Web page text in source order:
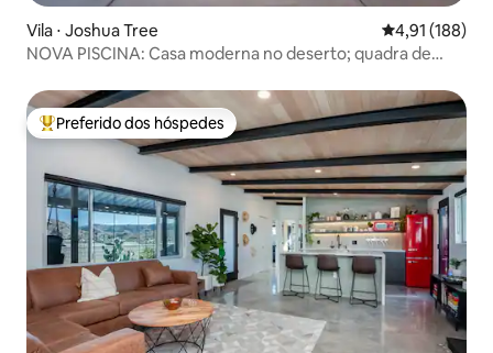
Vila ⋅ Joshua Tree 4,91 de uma
4,91 (188)
NOVA PISCINA: Casa moderna no deserto; quadra de
Entre os melhores preferidos dos hóspedes
Preferido dos hóspedes